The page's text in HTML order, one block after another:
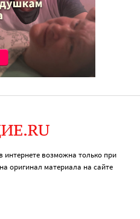
интернете возможна только при
оригинал материала на сайте